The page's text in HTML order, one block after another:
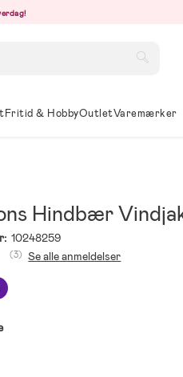
Fritid & HobbyOutletVaremærker
Hindbær
10248259
(3) Se alle anmeldelser